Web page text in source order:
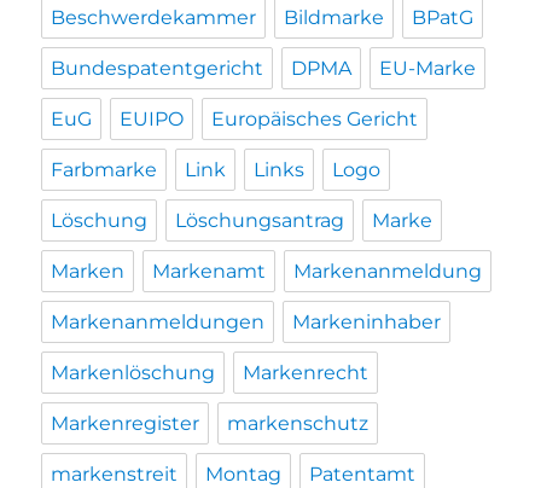
Beschwerdekammer Bildmarke BPatG
Bundespatentgericht DPMA EU-Marke
EuG EUIPO Europäisches Gericht
Farbmarke Link Links Logo
Löschung Löschungsantrag Marke
Marken Markenamt Markenanmeldung
Markenanmeldungen Markeninhaber
Markenlöschung Markenrecht
Markenregister markenschutz
markenstreit Montag Patentamt